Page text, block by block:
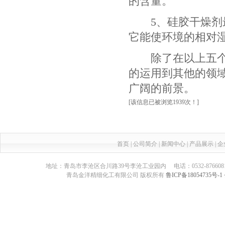
5、硅胶干燥剂
它能使环境的相对
除了在以上五个
的运用到其他的领
广阔的前景。
[该信息已被浏览1939次！]
首页 公司简介 新闻中心 产品展示 企
地址：青岛市李沧区合川路39号李沧工业园内 电话：0532-
青岛金洋精细化工有限公司 版权所有 鲁ICP备18054735号-1